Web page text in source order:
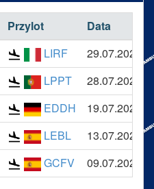
Przylot Data
LIRF
29.07.2026
LPPT
28.07.2026
EDDH
19.07.2026
LEBL
13.07.2026
GCFV 09.07.2026